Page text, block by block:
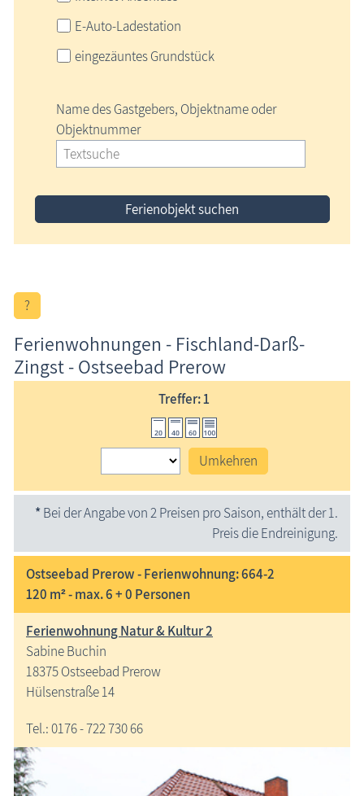
E-Auto-Ladestation
eingezäuntes Grundstück
Name des Gastgebers, Objektname oder
Objektnummer
Ferienobjekt suchen
?
Ferienwohnungen - Fischland-Darß-
Zingst - Ostseebad Prerow
Treffer: 1
Umkehren
*Bei der Angabe von 2 Preisen pro Saison, enthält der 1.
Preis die Endreinigung.
Ostseebad Prerow - Ferienwohnung: 664-2
120 m² - max. 6 + 0 Personen
Ferienwohnung Natur & Kultur 2
Sabine Buchin
18375 Ostseebad Prerow
Hülsenstraße 14
Tel.: 0176 - 722 730 66